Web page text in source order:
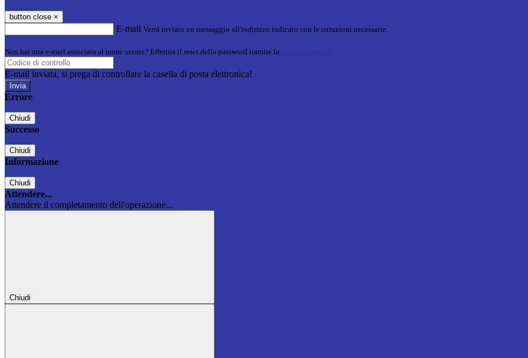
button close ×
E-mail Verrà inviato un messaggio all'indirizzo indicato con le istruzioni necessarie.
Non hai una e-mail associata al nome utente? Effettua il reset della password tramite la
E-mail inviata, si prega di controllare la casella di posta elettronica!
Errore
Chiudi
Successo
Chiudi
Informazione
Chiudi
Attendere...
Attendere il completamento dell'operazione...
Chiudi